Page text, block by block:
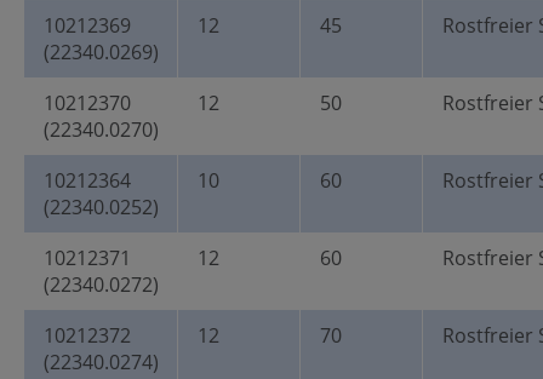
10212369
(22340.0269)
12 45 Rostfreier
10212370
(22340.0270)
12 50 Rostfreier
10212364
(22340.0252)
10 60 Rostfreier
10212371
(22340.0272)
12 60 Rostfreier
10212372
(22340.0274)
12 70 Rostfreier